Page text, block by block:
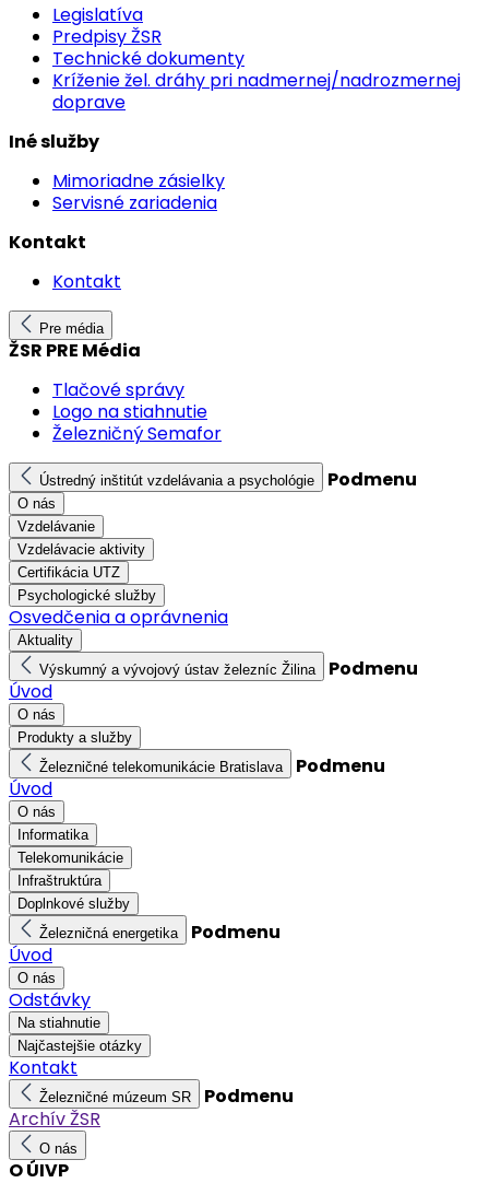
Legislatíva
Predpisy ŽSR
Technické dokumenty
Kríženie žel. dráhy pri nadmernej/nadrozmernej
doprave
Iné služby
Mimoriadne zásielky
Servisné zariadenia
Kontakt
Kontakt
Pre média
ŽSR PRE Média
Tlačové správy
Logo na stiahnutie
Železničný Semafor
Ústredný inštitút vzdelávania a psychológie Podmenu
O nás
Vzdelávanie
Vzdelávacie aktivity
Certifikácia UTZ
Psychologické služby
Osvedčenia a oprávnenia
Aktuality
Výskumný a vývojový ústav železníc Žilina
Podmenu
Úvod
O nás
Produkty a služby
Železničné telekomunikácie Bratislava
Podmenu
Úvod
O nás
Informatika
Telekomunikácie
Infraštruktúra
Doplnkové služby
Železničná energetika
Podmenu
Úvod
O nás
Odstávky
Na stiahnutie
Najčastejšie otázky
Kontakt
Železničné múzeum SR
Podmenu
Archív ŽSR
O nás
O ÚIVP